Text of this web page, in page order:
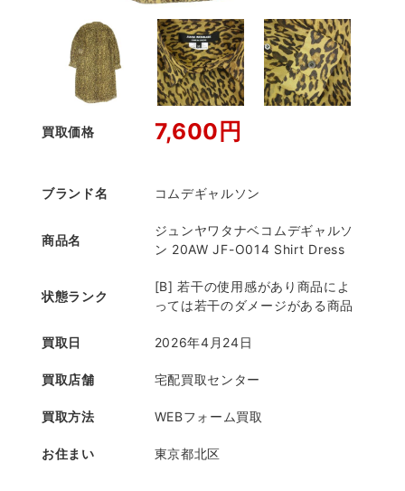
買取価格 7,600円
ブランド名 コムデギャルソン
商品名
ジュンヤワタナベコムデギャルソ
ン 20AW JF-O014 Shirt Dress
状態ランク
[B] 若干の使用感があり商品によ
っては若干のダメージがある商品
買取日 2026年4月24日
買取店舗 宅配買取センター
買取方法 WEBフォーム買取
お住まい 東京都北区